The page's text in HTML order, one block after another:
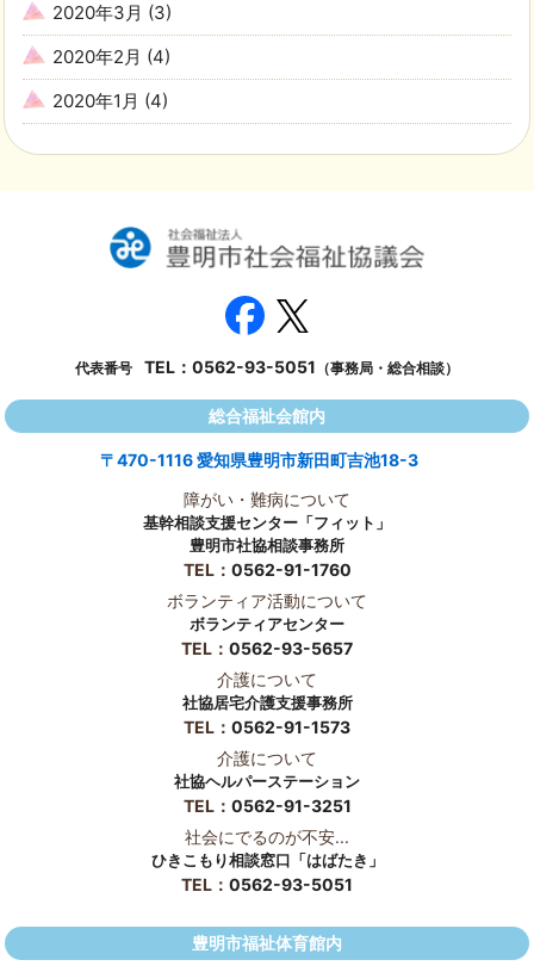
2020年3月 (3)
2020年2月 (4)
2020年1月 (4)
代表番号 TEL： 0562-93-5051 （事務局・総合相談）
総合福祉会館内
〒470-1116 愛知県豊明市新田町吉池18-3
障がい・難病について
基幹相談支援センター「フィット」
豊明市社協相談事務所
TEL： 0562-91-1760
ボランティア活動について
ボランティアセンター
TEL： 0562-93-5657
介護について
社協居宅介護支援事務所
TEL： 0562-91-1573
介護について
社協ヘルパーステーション
TEL： 0562-91-3251
社会にでるのが不安...
ひきこもり相談窓口「はばたき」
TEL： 0562-93-5051
豊明市福祉体育館内